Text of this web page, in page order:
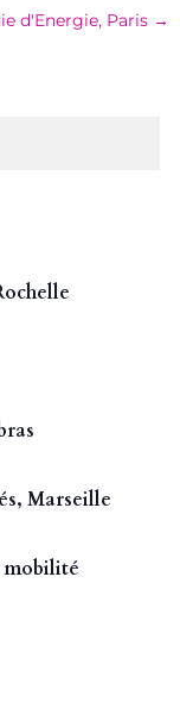
d'Energie, Paris →
Marseille
mobilité